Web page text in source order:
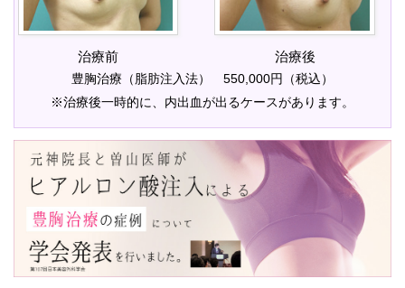
治療前 治療後
豊胸治療（脂肪注入法） 550,000円（税込）
※治療後一時的に、内出血が出るケースがあります。